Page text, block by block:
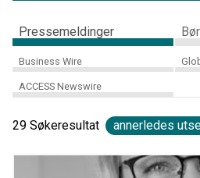
Pressemeldinger
Business Wire
ACCESS Newswire
29 Søkeresultat annerledes